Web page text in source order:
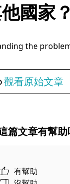
國家？
the
觀看原始文章
篇文章有幫助
有幫助